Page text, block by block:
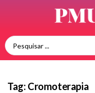
Tag: Cromoterapia